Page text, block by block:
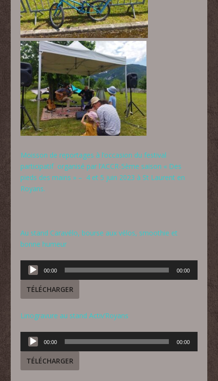
Moisson de reportages à l’occasion du festival
participatif organisé par l’ACCR-5ème saison « Des
pieds des mains » – 4 et 5 juin 2023 à St Laurent en
Royans.
Au stand Caravélo, bourse aux vélos, smoothie et
bonne humeur
Lecteur
audio
00:00 00:00
TÉLÉCHARGER
Linogravure au stand Activ’Royans
Lecteur
audio
00:00 00:00
TÉLÉCHARGER